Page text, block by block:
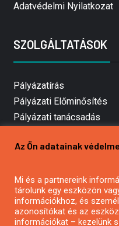
Adatvédelmi Nyilatkozat
SZOLGÁLTATÁSOK
Pályázatírás
Pályázati Előminősítés
Pályázati tanácsadás
Mezőgazdasági
Pályázatírás civil
Pályázatírás
Pályázatfigyelés
Az Ön adatainak
Mi és a partnereink
tárolunk egy eszközön
információkhoz, és
azonosítókat és az
információkat – kezelünk